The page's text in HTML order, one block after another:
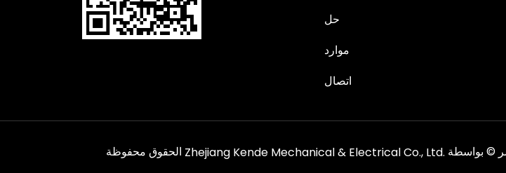
حل
موارد
اتصال
© بواسطة Zhejiang Kende Mechanical & Electrical Co., Ltd.